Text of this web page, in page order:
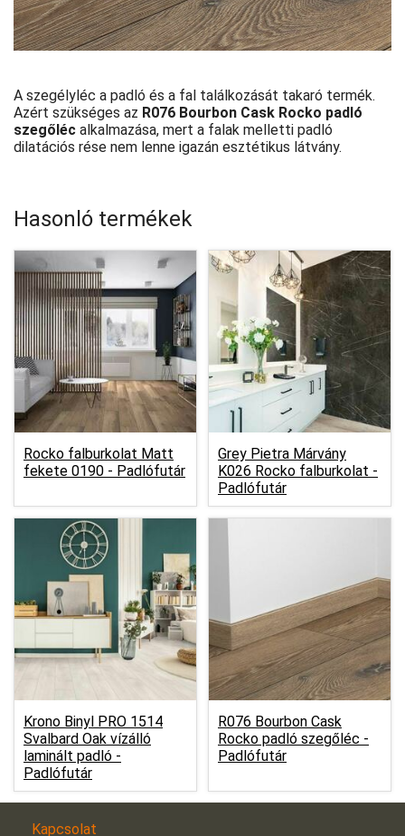
A szegélyléc a padló és a fal találkozását takaró termék.
Azért szükséges az R076 Bourbon Cask Rocko padló
szegőléc alkalmazása, mert a falak melletti padló
dilatációs rése nem lenne igazán esztétikus látvány.
Hasonló termékek
Rocko falburkolat Matt
fekete 0190 - Padlófutár
Grey Pietra Márvány
K026 Rocko falburkolat -
Padlófutár
Krono Binyl PRO 1514
Svalbard Oak vízálló
laminált padló -
Padlófutár
R076 Bourbon Cask
Rocko padló szegőléc -
Padlófutár
Kapcsolat